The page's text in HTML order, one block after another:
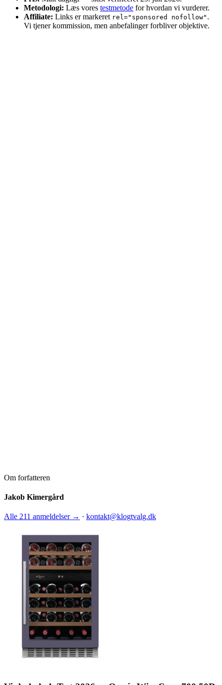
Metodologi: Læs vores testmetode for hvordan vi vurderer.
Affiliate: Links er markeret rel="sponsored nofollow" .
Vi tjener kommission, men anbefalinger forbliver objektive.
Om forfatteren
Jakob Kimergård
Alle 211 anmeldelser → · kontakt@klogtvalg.dk